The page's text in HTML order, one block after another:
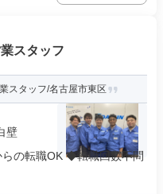
スタッフ
スタッフ/名古屋市東区
壁
の転職OK ◆転職回数不問